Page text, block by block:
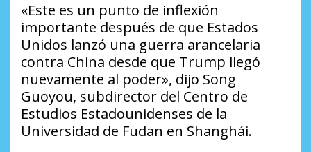
«Este es un punto de inflexión
importante después de que Estados
Unidos lanzó una guerra arancelaria
contra China desde que Trump llegó
nuevamente al poder», dijo Song
Guoyou, subdirector del Centro de
Estudios Estadounidenses de la
Universidad de Fudan en Shanghái.